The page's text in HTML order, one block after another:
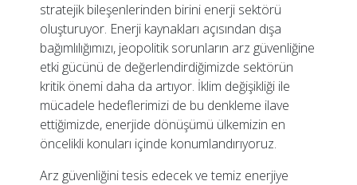
stratejik bileşenlerinden birini enerji sektörü
oluşturuyor. Enerji kaynakları açısından dışa
bağımlılığımızı, jeopolitik sorunların arz güvenliğine
etki gücünü de değerlendirdiğimizde sektörün
kritik önemi daha da artıyor. İklim değişikliği ile
mücadele hedeflerimizi de bu denkleme ilave
ettiğimizde, enerjide dönüşümü ülkemizin en
öncelikli konuları içinde konumlandırıyoruz.
Arz güvenliğini tesis edecek ve temiz enerjiye